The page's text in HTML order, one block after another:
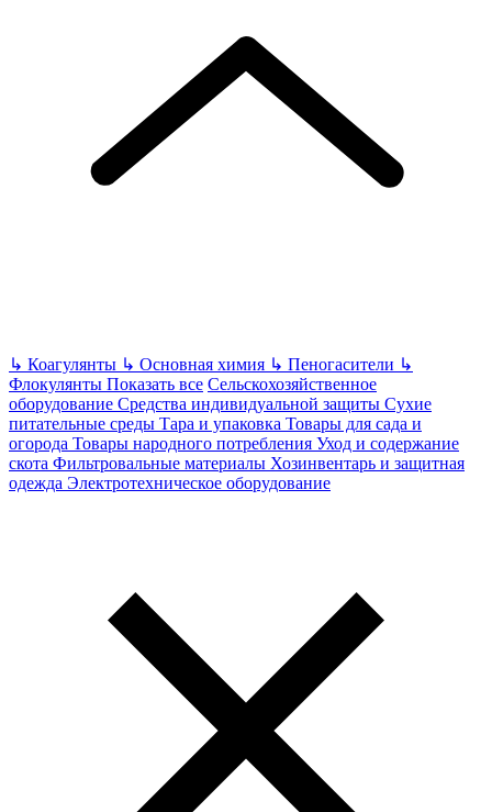
↳ Коагулянты ↳ Основная химия ↳ Пеногасители ↳
Флокулянты Показать все Сельскохозяйственное
оборудование Средства индивидуальной защиты Сухие
питательные среды Тара и упаковка Товары для сада и
огорода Товары народного потребления Уход и содержание
скота Фильтровальные материалы Хозинвентарь и защитная
одежда Электротехническое оборудование